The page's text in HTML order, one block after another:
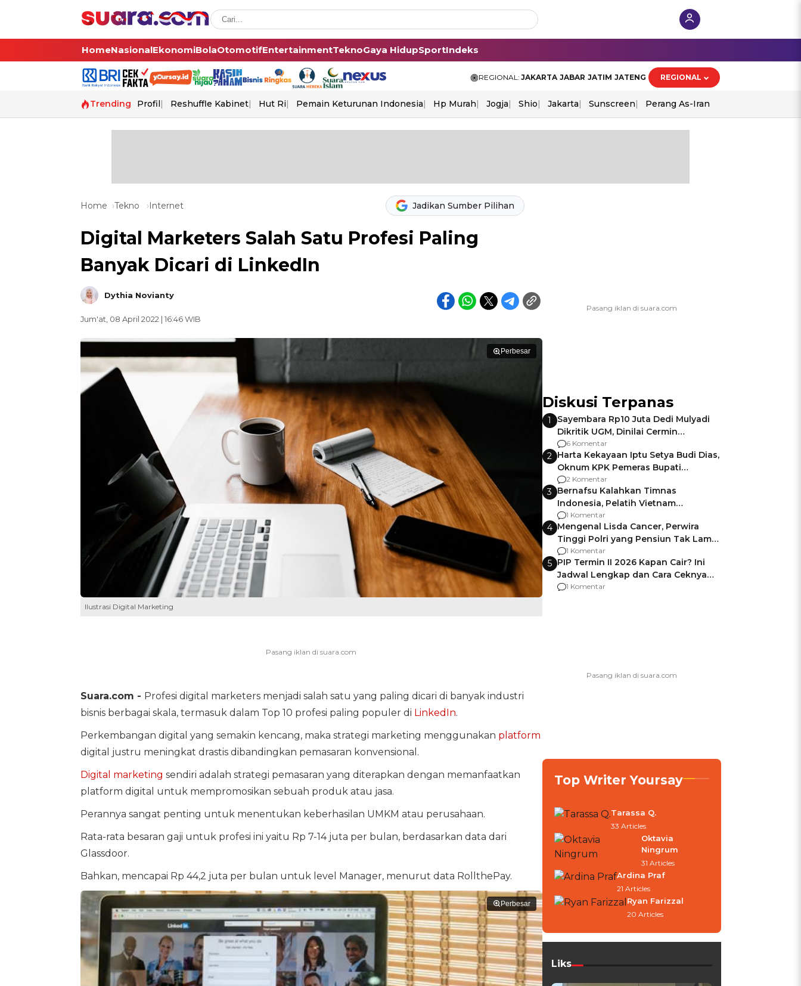
HomeNasionalEkonomiBolaOtomotifEntertainmentTeknoGaya HidupSportIndeks
REGIONAL: JAKARTA JABAR JATIM JATENG REGIONAL
Trending Profil Reshuffle Kabinet Hut Ri Pemain Keturunan Indonesia Hp Murah Jogja Shio Jakarta Sunscreen Perang As-Iran
Home Tekno Internet Jadikan Sumber Pilihan
Digital Marketers Salah Satu Profesi Paling
Banyak Dicari di LinkedIn
Dythia Novianty
Jum'at, 08 April 2022 | 16:46 WIB
Perbesar
Ilustrasi Digital Marketing
Suara.com - Profesi digital marketers menjadi salah satu yang paling dicari di banyak industri
bisnis berbagai skala, termasuk dalam Top 10 profesi paling populer di LinkedIn.
Perkembangan digital yang semakin kencang, maka strategi marketing menggunakan platform
digital justru meningkat drastis dibandingkan pemasaran konvensional.
Digital marketing sendiri adalah strategi pemasaran yang diterapkan dengan memanfaatkan
platform digital untuk mempromosikan sebuah produk atau jasa.
Perannya sangat penting untuk menentukan keberhasilan UMKM atau perusahaan.
Rata-rata besaran gaji untuk profesi ini yaitu Rp 7-14 juta per bulan, berdasarkan data dari
Glassdoor.
Bahkan, mencapai Rp 44,2 juta per bulan untuk level Manager, menurut data RollthePay.
Perbesar
Diskusi Terpanas
1
Sayembara Rp10 Juta Dedi Mulyadi
Dikritik UGM, Dinilai Cermin
Gagalnya Negara Jamin Keamanan
6 Komentar
2 Harta Kekayaan Iptu Setya Budi Dias,
Oknum KPK Pemeras Bupati
Pemalang
2 Komentar
3 Bernafsu Kalahkan Timnas
Indonesia, Pelatih Vietnam
Berencana Pakai Jimat di Pakansari
1 Komentar
4 Mengenal Lisda Cancer, Perwira
Tinggi Polri yang Pensiun Tak Lama
Usai Jadi Brigjen
1 Komentar
5 PIP Termin II 2026 Kapan Cair? Ini
Jadwal Lengkap dan Cara Ceknya
agar Dana Tidak Hangus!
1 Komentar
Top Writer Yoursay
Tarassa Q.
33 Articles
Oktavia
Ningrum
31 Articles
Ardina Praf
21 Articles
Ryan Farizzal
20 Articles
Liks